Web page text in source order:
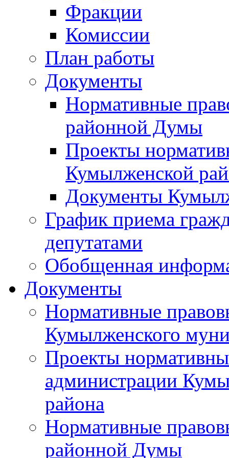
Фракции
Комиссии
План работы
Документы
Нормативные
районной Думы
Проекты
Кумылженской
Документы
График приема
депутатами
Обобщенная
Документы
Нормативные
Кумылженского
Проекты
администрации
района
Нормативные
районной Думы